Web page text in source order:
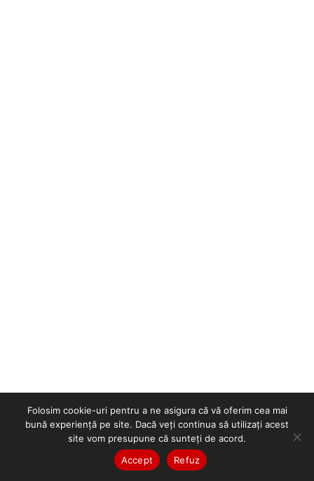
Folosim cookie-uri pentru a ne asigura că vă oferim cea mai
bună experiență pe site. Dacă veți continua să utilizați acest
site vom presupune că sunteți de acord.
Accept
Refuz